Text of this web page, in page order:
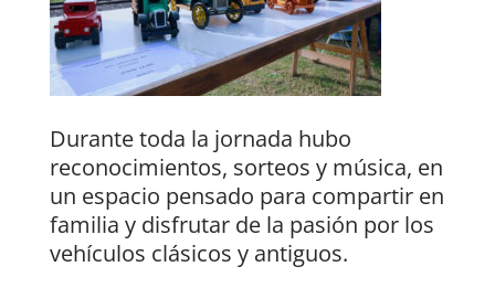
Durante toda la jornada hubo
reconocimientos, sorteos y música, en
un espacio pensado para compartir en
familia y disfrutar de la pasión por los
vehículos clásicos y antiguos.